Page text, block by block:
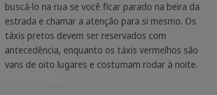
buscá-lo na rua se você ficar parado na beira da
estrada e chamar a atenção para si mesmo. Os
táxis pretos devem ser reservados com
antecedência, enquanto os táxis vermelhos são
vans de oito lugares e costumam rodar à noite.